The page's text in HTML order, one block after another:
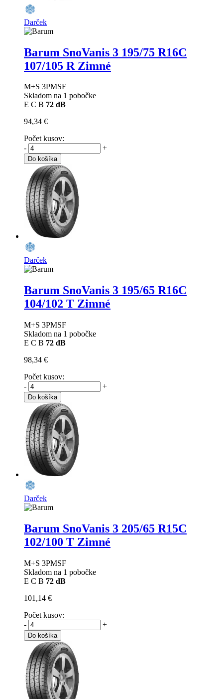
Darček
Barum SnoVanis 3 195/75 R16C
107/105 R Zimné
M+S 3PMSF
Skladom na 1 pobočke
E C B 72 dB
94,34 €
Počet kusov:
-
+
Do košíka
Darček
Barum SnoVanis 3 195/65 R16C
104/102 T Zimné
M+S 3PMSF
Skladom na 1 pobočke
E C B 72 dB
98,34 €
Počet kusov:
-
+
Do košíka
Darček
Barum SnoVanis 3 205/65 R15C
102/100 T Zimné
M+S 3PMSF
Skladom na 1 pobočke
E C B 72 dB
101,14 €
Počet kusov:
-
+
Do košíka